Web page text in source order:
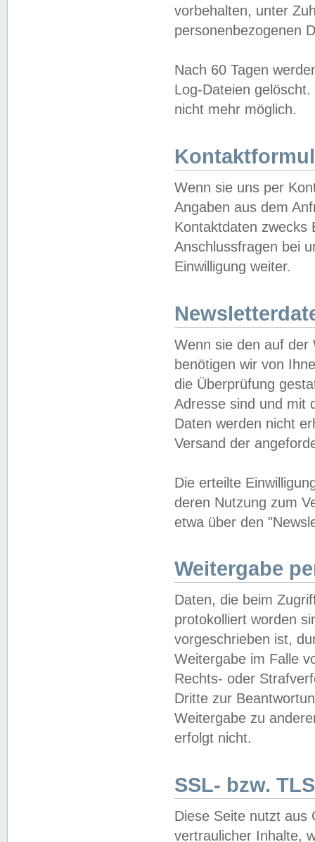
vorbehalten, unter
personenbezogenen
Nach 60 Tagen
Log-Dateien
nicht mehr möglich.
Wenn sie uns per
Angaben aus dem
Kontaktdaten zwecks
Anschlussfragen bei
Einwilligung weiter.
Wenn sie den auf der
benötigen wir von
die Überprüfung
Adresse sind und mit
Daten werden nicht
Versand der
Die erteilte
deren Nutzung zum
etwa über den
Weitergabe
Daten, die beim
protokolliert worden
vorgeschrieben ist,
Weitergabe im Falle
Rechts- oder
Dritte zur
Weitergabe zu
erfolgt nicht.
SSL- bzw.
Diese Seite nutzt aus
vertraulicher Inhalte,